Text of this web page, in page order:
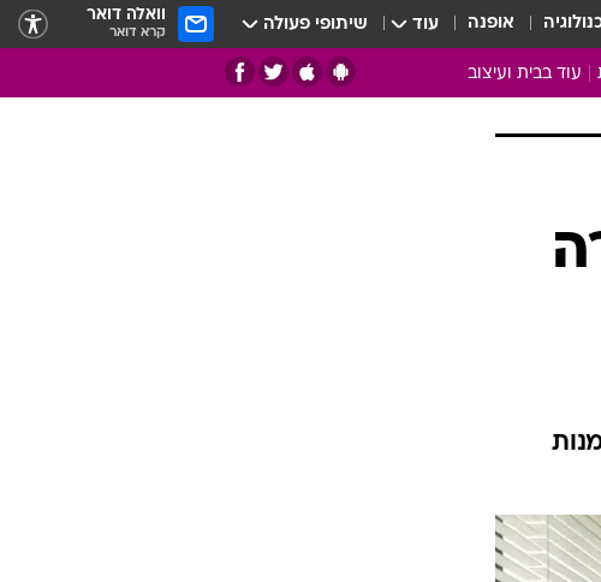
אופנה עוד שיתופי פעולה וואלה דואר
קרא דואר
עוד בבית ועיצוב